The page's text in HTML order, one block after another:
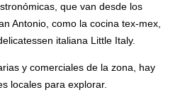
que van desde los
Antonio, como la cocina tex-mex,
italiana Little Italy.
y comerciales de la zona, hay
locales para explorar.